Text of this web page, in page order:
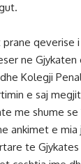
qeverise
ne
Kolegji
e saj
me shume se
ankimet e mia
te